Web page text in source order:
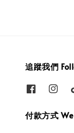
追蹤我們
付款方式